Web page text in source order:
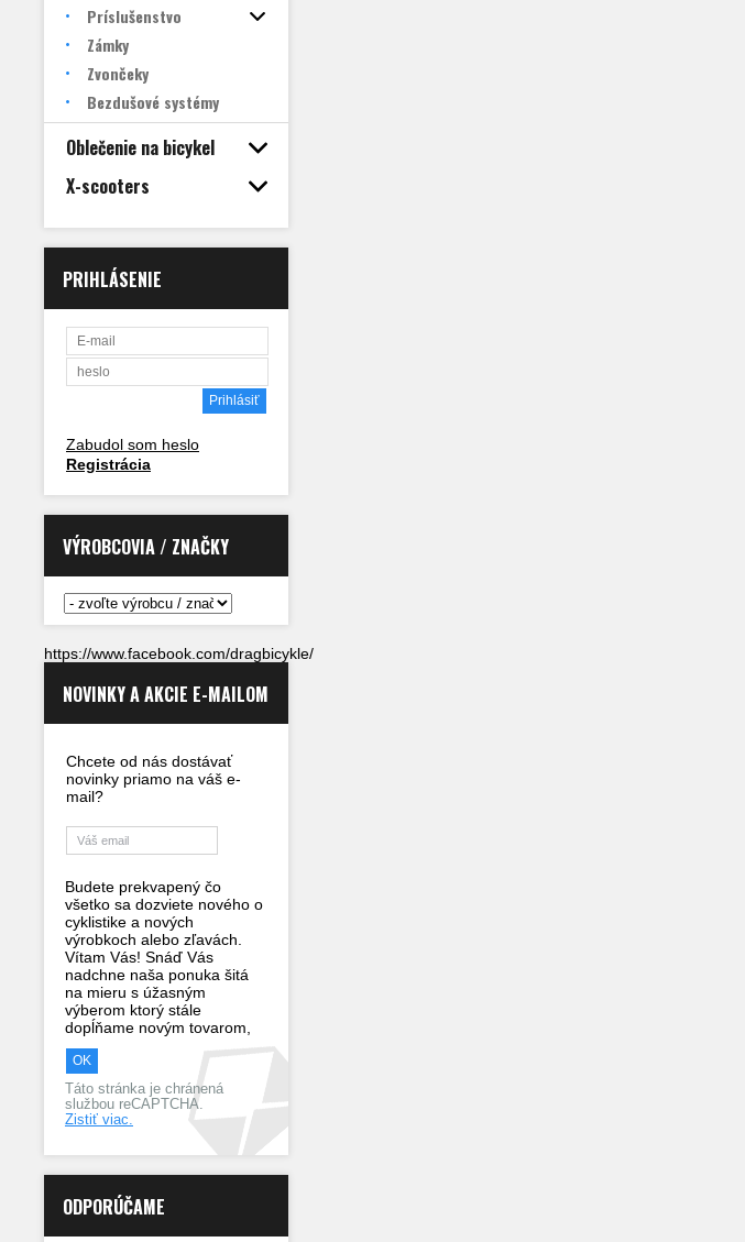
Príslušenstvo
Zámky
Zvončeky
Bezdušové systémy
Oblečenie na bicykel
X-scooters
PRIHLÁSENIE
Zabudol som heslo
Registrácia
VÝROBCOVIA / ZNAČKY
https://www.facebook.com/dragbicykle/
NOVINKY A AKCIE E-MAILOM
Chcete od nás dostávať
novinky priamo na váš e-
mail?
Budete prekvapený čo
všetko sa dozviete nového o
cyklistike a nových
výrobkoch alebo zľavách.
Vítam Vás! Snáď Vás
nadchne naša ponuka šitá
na mieru s úžasným
výberom ktorý stále
dopĺňame novým tovarom,
Táto stránka je chránená
službou reCAPTCHA.
Zistiť viac.
ODPORÚČAME